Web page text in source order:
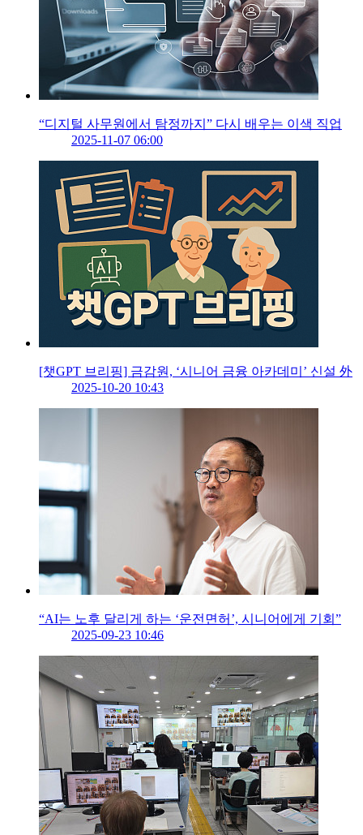
“디지털 사무원에서 탐정까지” 다시 배우는 이색 직업
2025-11-07 06:00
[챗GPT 브리핑] 금감원, ‘시니어 금융 아카데미’ 신설 外
2025-10-20 10:43
“AI는 노후 달리게 하는 ‘운전면허’, 시니어에게 기회”
2025-09-23 10:46